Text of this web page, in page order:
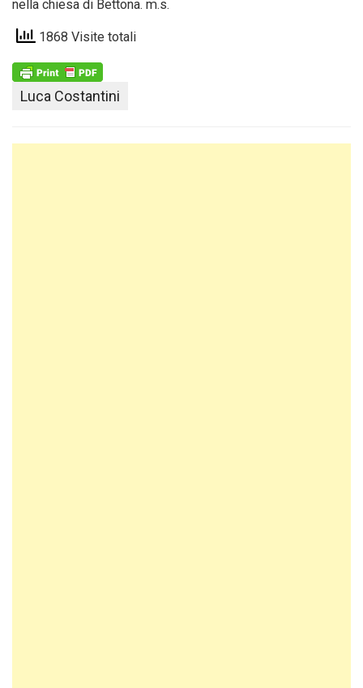
nella chiesa di Bettona. m.s.
1868 Visite totali
Luca Costantini